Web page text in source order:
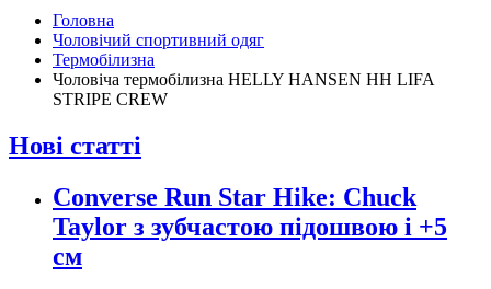
Головна
Чоловічий спортивний одяг
Термобілизна
Чоловіча термобілизна HELLY HANSEN HH LIFA
STRIPE CREW
Нові статті
Converse Run Star Hike: Chuck
Taylor з зубчастою підошвою і +5
см